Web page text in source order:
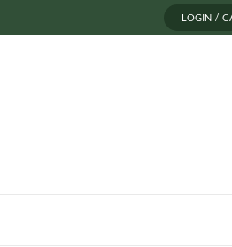
LOGIN /